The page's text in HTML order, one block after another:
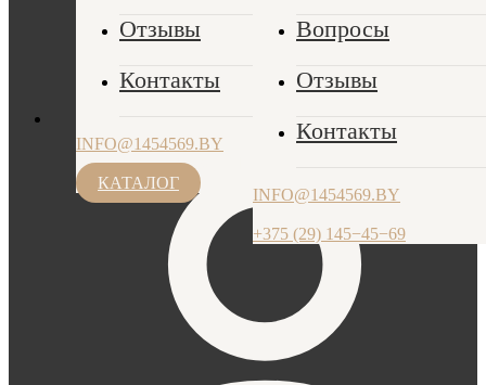
Отзывы
Контакты
INFO@1454569.BY
ПН-ЧТ: 9.00-17.30, ПТ: 9.00-17.00
КАТАЛОГ
Вопросы
Отзывы
Контакты
INFO@1454569.BY
+375 (29) 145−45−69